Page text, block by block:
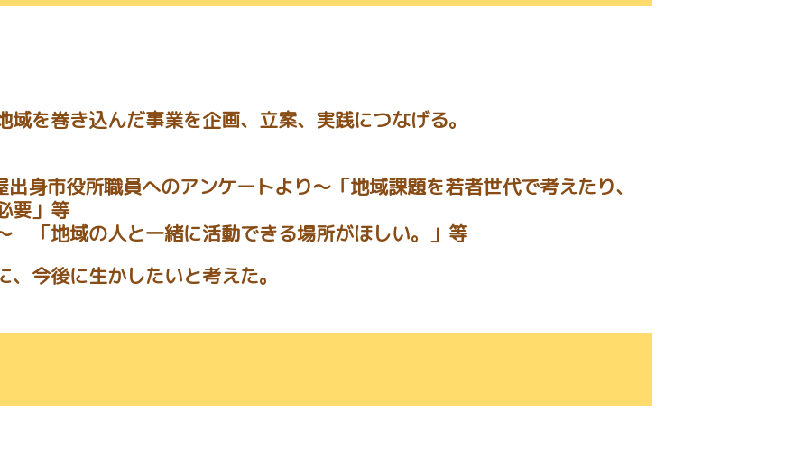
を巻き込んだ事業を企画、立案、実践につなげる。
身市役所職員へのアンケートより～「地域課題を若者世代で考えたり、
要」等
「地域の人と一緒に活動できる場所がほしい。」等
今後に生かしたいと考えた。